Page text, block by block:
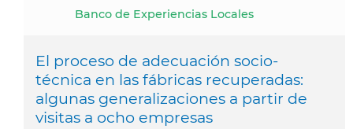
Banco de Experiencias Locales
El proceso de adecuación socio-
técnica en las fábricas recuperadas:
algunas generalizaciones a partir de
visitas a ocho empresas